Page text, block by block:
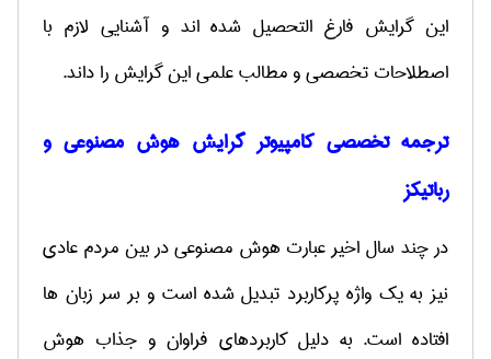
این گرایش فارغ التحصیل شده اند و آشنایی لازم با
اصطلاحات تخصصی و مطالب علمی این گرایش را داند.
ترجمه تخصصی کامپیوتر گرایش هوش مصنوعی و
رباتیکز
در چند سال اخیر عبارت هوش مصنوعی در بین مردم عادی
نیز به یک واژه پرکاربرد تبدیل شده است و بر سر زبان ها
افتاده است. به دلیل کاربردهای فراوان و جذاب هوش